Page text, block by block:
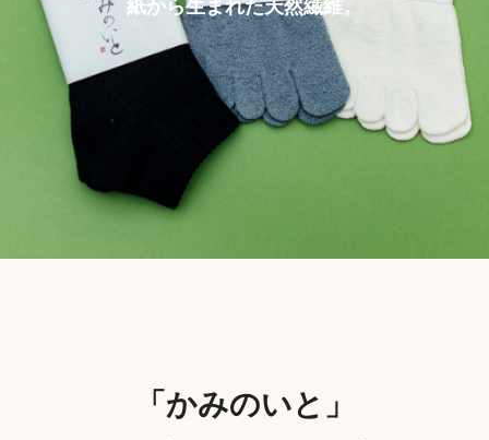
紙から生まれた天然繊維。
「かみのいと」